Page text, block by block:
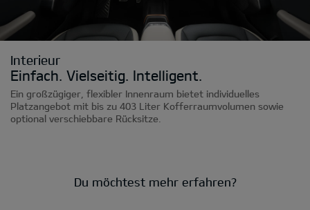
Interieur
Einfach. Vielseitig. Intelligent.
Ein großzügiger, flexibler Innenraum bietet individuelles
Platzangebot mit bis zu 403 Liter Kofferraumvolumen sowie
optional verschiebbare Rücksitze.
Du möchtest mehr erfahren?